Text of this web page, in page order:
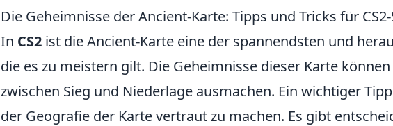
Die Geheimnisse der Ancient-Karte: Tipps und Tricks für
In CS2 ist die Ancient-Karte eine der spannendsten und
die es zu meistern gilt. Die Geheimnisse dieser Karte
zwischen Sieg und Niederlage ausmachen. Ein wichtiger
der Geografie der Karte vertraut zu machen. Es gibt